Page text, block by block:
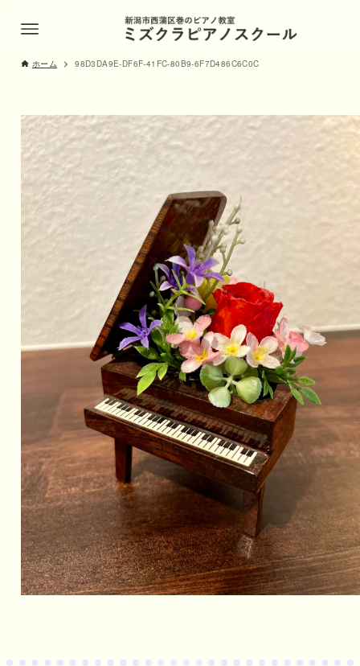
ホーム 98D3DA9E-DF6F-41FC-80B9-6F7D486C6C0C